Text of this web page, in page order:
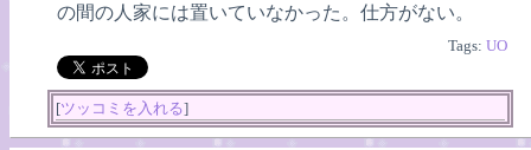
の間の人家には置いていなかった。仕方がない。
Tags:UO
[ツッコミを入れる]